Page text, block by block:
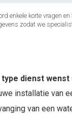
enkele korte vragen
zodat we
type dienst wenst
installatie van
van een